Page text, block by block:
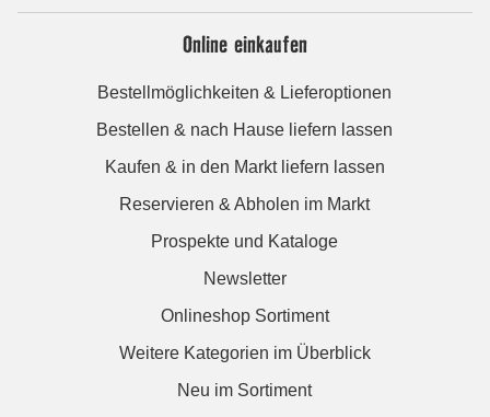
Online einkaufen
Bestellmöglichkeiten & Lieferoptionen
Bestellen & nach Hause liefern lassen
Kaufen & in den Markt liefern lassen
Reservieren & Abholen im Markt
Prospekte und Kataloge
Newsletter
Onlineshop Sortiment
Weitere Kategorien im Überblick
Neu im Sortiment